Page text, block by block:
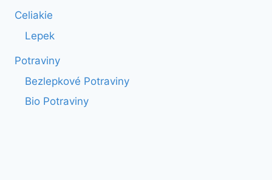
Celiakie
Lepek
Potraviny
Bezlepkové Potraviny
Bio Potraviny